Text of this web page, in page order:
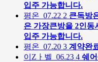
입주 가능합니다.
평온 07.22 2 큰독방
은 가장큰방을 2인동
입주 가능합니다.
평온 07.20 3 계약완
이Zㅏ벨 06.23 4 쉐